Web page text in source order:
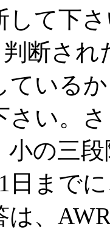
して下
判断さ
ている
さい。
小の三
まで
は、